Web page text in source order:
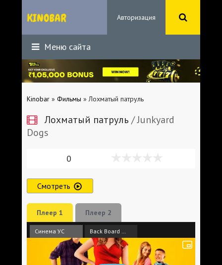
Авторизация
Меню сайта
Kinobar » Фильмы » Лохматый патруль
Лохматый патруль / Junkyard
Dogs
0
Смотреть
Плеер 1 Плеер 2
Синема УС